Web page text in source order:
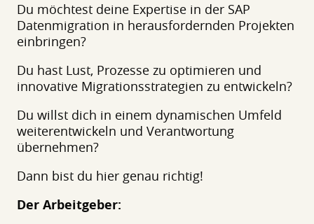
Du möchtest deine Expertise in der SAP
Datenmigration in herausfordernden Projekten
einbringen?
Du hast Lust, Prozesse zu optimieren und
innovative Migrationsstrategien zu entwickeln?
Du willst dich in einem dynamischen Umfeld
weiterentwickeln und Verantwortung
übernehmen?
Dann bist du hier genau richtig!
Der Arbeitgeber: